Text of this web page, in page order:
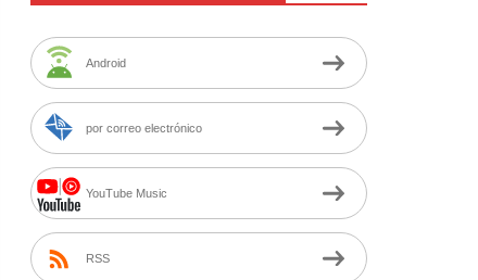
Android
por correo electrónico
YouTube Music
RSS